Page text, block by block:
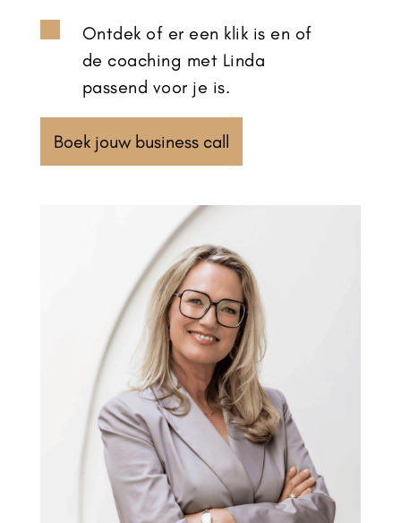
Ontdek of er een klik is en of
de coaching met Linda
passend voor je is.
Boek jouw business call